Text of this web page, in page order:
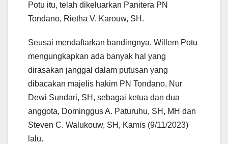
Potu itu, telah dikeluarkan Panitera PN
Tondano, Rietha V. Karouw, SH.
Seusai mendaftarkan bandingnya, Willem Potu
mengungkapkan ada banyak hal yang
dirasakan janggal dalam putusan yang
dibacakan majelis hakim PN Tondano, Nur
Dewi Sundari, SH, sebagai ketua dan dua
anggota, Dominggus A. Paturuhu, SH, MH dan
Steven C. Walukouw, SH, Kamis (9/11/2023)
lalu.